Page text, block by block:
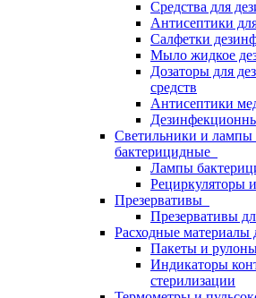
Средства для
Антисептики
Салфетки
Мыло жидкое
Дозаторы для
средств
Антисептики
Светильники и лампы
бактерицидные
Лампы
Рециркуляторы
Презервативы
Презервативы
Расходные материалы
Пакеты и
Индикаторы
стерилизации